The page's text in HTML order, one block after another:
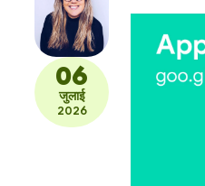
06
जुलाई
2026